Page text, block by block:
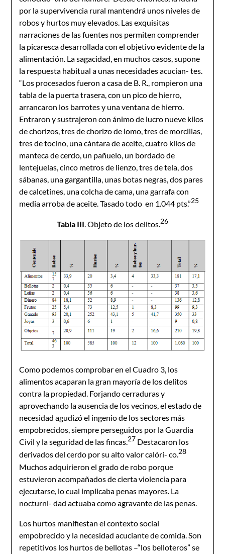
por la supervivencia rural mantendrá unos niveles de
robos y hurtos muy elevados. Las exquisitas
narraciones de las fuentes nos permiten comprender
la picaresca desarrollada con el objetivo evidente de la
alimentación. La sagacidad, en muchos casos, supone
la respuesta habitual a unas necesidades acucian- tes.
“Los procesados fueron a casa de B. R., rompieron una
tabla de la puerta trasera, con un pico de hierro,
arrancaron los barrotes y una ventana de hierro.
Entraron y sustrajeron con ánimo de lucro nueve kilos
de chorizos, tres de chorizo de lomo, tres de morcillas,
tres de tocino, una cántara de aceite, cuatro kilos de
manteca de cerdo, un pañuelo, un bordado de
lentejuelas, cinco metros de lienzo, tres de tela, dos
sábanas, una gargantilla, unas botas negras, dos pares
de calcetines, una colcha de cama, una garrafa con
media arroba de aceite. Tasado todo en 1.044 pts.”25
Tabla III. Objeto de los delitos.26
Como podemos comprobar en el Cuadro 3, los
alimentos acaparan la gran mayoría de los delitos
contra la propiedad. Forjando cerraduras y
aprovechando la ausencia de los vecinos, el estado de
necesidad agudizó el ingenio de los sectores más
empobrecidos, siempre perseguidos por la Guardia
Civil y la seguridad de las fincas.27 Destacaron los
derivados del cerdo por su alto valor calóri- co.28
Muchos adquirieron el grado de robo porque
estuvieron acompañados de cierta violencia para
ejecutarse, lo cual implicaba penas mayores. La
nocturni- dad actuaba como agravante de las penas.
Los hurtos manifiestan el contexto social
empobrecido y la necesidad acuciante de comida. Son
repetitivos los hurtos de bellotas –“los belloteros” se